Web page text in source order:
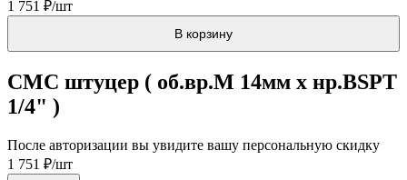
1 751 ₽/шт
В корзину
CMC штуцер ( об.вр.М 14мм x нр.BSPT
1/4" )
После авторизации вы увидите вашу персональную скидку
1 751 ₽/шт